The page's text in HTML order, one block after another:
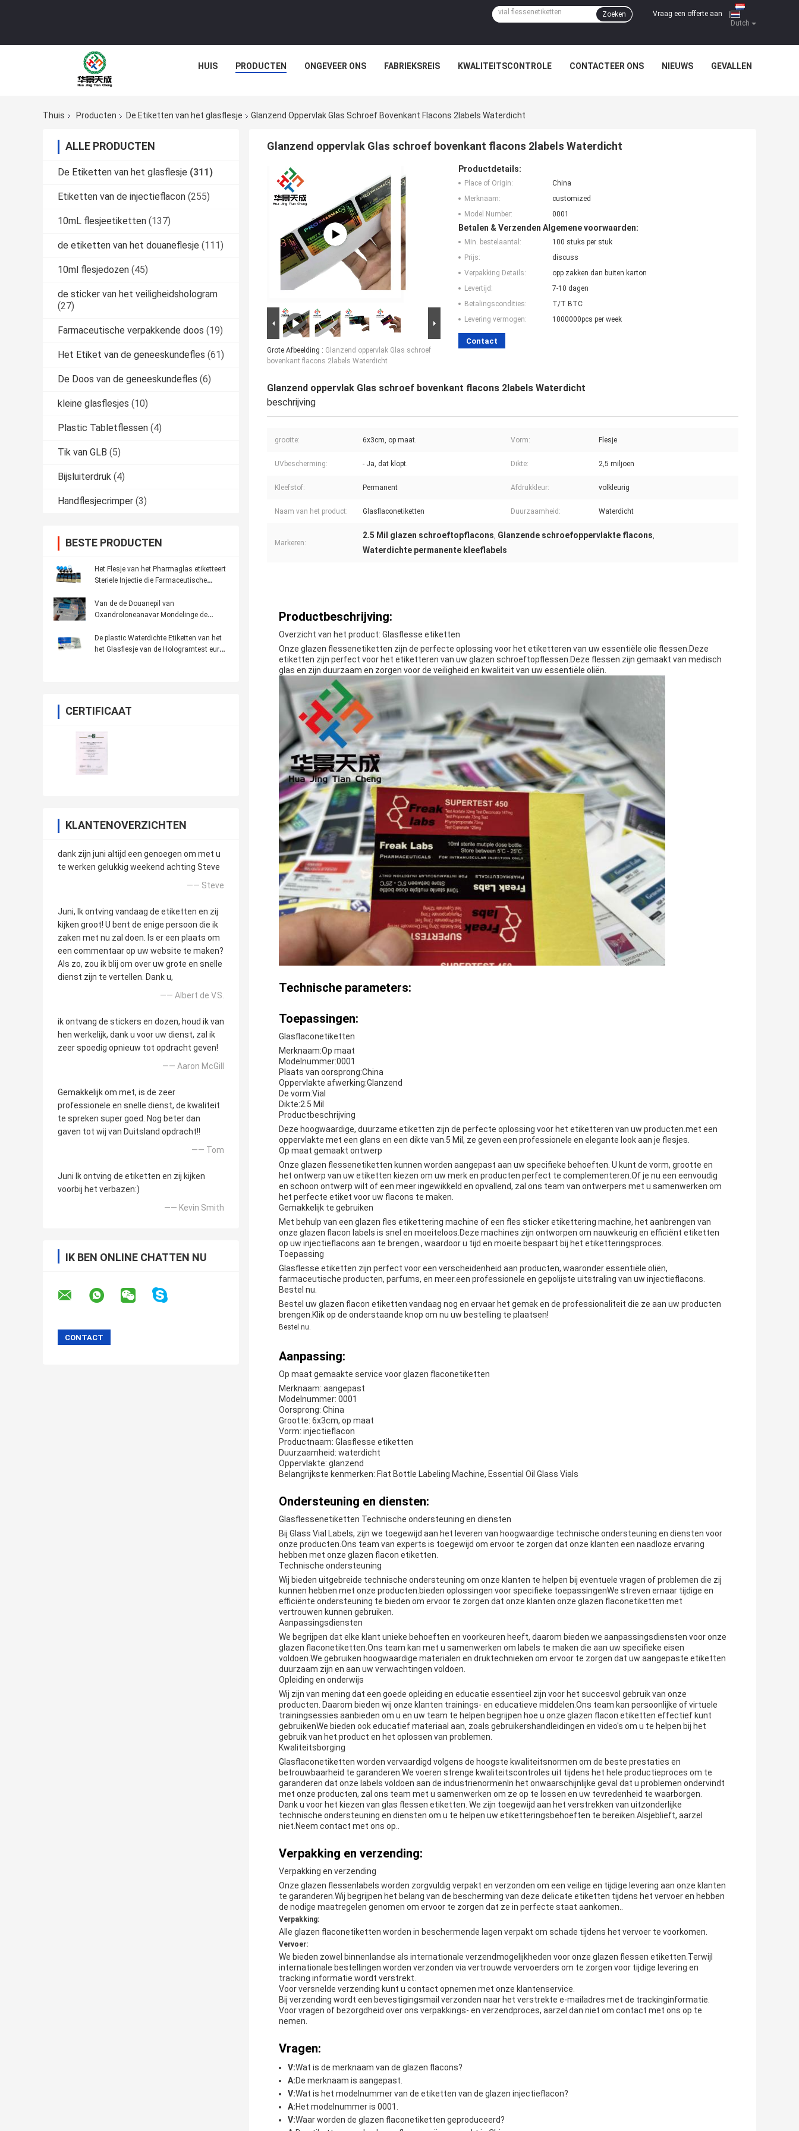
Dutch
Vraag een offerte aan
Zoeken
HUIS PRODUCTEN ONGEVEER ONS FABRIEKSREIS KWALITEITSCONTROLE CONTACTEER ONS NIEUWS GEVALLEN
Thuis Producten De Etiketten van het glasflesje Glanzend Oppervlak Glas Schroef Bovenkant Flacons 2labels Waterdicht
ALLE PRODUCTEN
De Etiketten van het glasflesje (311)
Etiketten van de injectieflacon (255)
10mL flesjeetiketten (137)
de etiketten van het douaneflesje (111)
10ml flesjedozen (45)
de sticker van het veiligheidshologram
(27)
Farmaceutische verpakkende doos (19)
Het Etiket van de geneeskundefles (61)
De Doos van de geneeskundefles (6)
kleine glasflesjes (10)
Plastic Tabletflessen (4)
Tik van GLB (5)
Bijsluiterdruk (4)
Handflesjecrimper (3)
BESTE PRODUCTEN
Het Flesje van het Pharmaglas etiketteert
Steriele Injectie die Farmaceutische
Van de de Douanepil van
Oxandroloneanavar Mondelinge de
Druk
De plastic Waterdichte Etiketten van het
het Glasflesje van de Hologramtest euro
CERTIFICAAT
KLANTENOVERZICHTEN
dank zijn juni altijd een genoegen om met u
te werken gelukkig weekend achting Steve
—— Steve
Juni, Ik ontving vandaag de etiketten en zij
kijken groot! U bent de enige persoon die ik
zaken met nu zal doen. Is er een plaats om
een commentaar op uw website te maken?
Als zo, zou ik blij om over uw grote en snelle
dienst zijn te vertellen. Dank u,
—— Albert de V.S.
ik ontvang de stickers en dozen, houd ik van
hen werkelijk, dank u voor uw dienst, zal ik
zeer spoedig opnieuw tot opdracht geven!
—— Aaron McGill
Gemakkelijk om met, is de zeer
professionele en snelle dienst, de kwaliteit
te spreken super goed. Nog beter dan
gaven tot wij van Duitsland opdracht!!
—— Tom
Juni Ik ontving de etiketten en zij kijken
voorbij het verbazen:)
—— Kevin Smith
IK BEN ONLINE CHATTEN NU
Glanzend oppervlak Glas schroef bovenkant flacons 2labels Waterdicht
Grote Afbeelding : Glanzend oppervlak Glas schroef
bovenkant flacons 2labels Waterdicht
Productdetails:
Place of Origin:
China
Merknaam:
customized
Model Number:
0001
Betalen & Verzenden Algemene voorwaarden:
Min. bestelaantal:
100 stuks per stuk
Prijs:
discuss
Verpakking Details:
opp zakken dan buiten karton
Levertijd:
7-10 dagen
Betalingscondities:
T/T BTC
Levering vermogen:
1000000pcs per week
Contact
Glanzend oppervlak Glas schroef bovenkant flacons 2labels Waterdicht
beschrijving
grootte: 6x3cm, op maat. Vorm: Flesje
UVbescherming: - Ja, dat klopt. Dikte: 2,5 miljoen
Kleefstof: Permanent Afdrukkleur: volkleurig
Naam van het product: Glasflaconetiketten Duurzaamheid: Waterdicht
Markeren:
2.5 Mil glazen schroeftopflacons, Glanzende schroefoppervlakte flacons,
Waterdichte permanente kleeflabels
Productbeschrijving:
Overzicht van het product: Glasflesse etiketten
Onze glazen flessenetiketten zijn de perfecte oplossing voor het etiketteren van uw essentiële olie flessen.Deze
etiketten zijn perfect voor het etiketteren van uw glazen schroeftopflessen.Deze flessen zijn gemaakt van medisch
glas en zijn duurzaam en zorgen voor de veiligheid en kwaliteit van uw essentiële oliën.
Technische parameters:
Toepassingen:
Glasflaconetiketten
Merknaam:Op maat
Modelnummer:0001
Plaats van oorsprong:China
Oppervlakte afwerking:Glanzend
De vorm:Vial
Dikte:2.5 Mil
Productbeschrijving
Deze hoogwaardige, duurzame etiketten zijn de perfecte oplossing voor het etiketteren van uw producten.met een
oppervlakte met een glans en een dikte van.5 Mil, ze geven een professionele en elegante look aan je flesjes.
Op maat gemaakt ontwerp
Onze glazen flessenetiketten kunnen worden aangepast aan uw specifieke behoeften. U kunt de vorm, grootte en
het ontwerp van uw etiketten kiezen om uw merk en producten perfect te complementeren.Of je nu een eenvoudig
en schoon ontwerp wilt of een meer ingewikkeld en opvallend, zal ons team van ontwerpers met u samenwerken om
het perfecte etiket voor uw flacons te maken.
Gemakkelijk te gebruiken
Met behulp van een glazen fles etikettering machine of een fles sticker etikettering machine, het aanbrengen van
onze glazen flacon labels is snel en moeiteloos.Deze machines zijn ontworpen om nauwkeurig en efficiënt etiketten
op uw injectieflacons aan te brengen., waardoor u tijd en moeite bespaart bij het etiketteringsproces.
Toepassing
Glasflesse etiketten zijn perfect voor een verscheidenheid aan producten, waaronder essentiële oliën,
farmaceutische producten, parfums, en meer.een professionele en gepolijste uitstraling van uw injectieflacons.
Bestel nu.
Bestel uw glazen flacon etiketten vandaag nog en ervaar het gemak en de professionaliteit die ze aan uw producten
brengen.Klik op de onderstaande knop om nu uw bestelling te plaatsen!
Bestel nu.
Aanpassing:
Op maat gemaakte service voor glazen flaconetiketten
Merknaam: aangepast
Modelnummer: 0001
Oorsprong: China
Grootte: 6x3cm, op maat
Vorm: injectieflacon
Productnaam: Glasflesse etiketten
Duurzaamheid: waterdicht
Oppervlakte: glanzend
Belangrijkste kenmerken: Flat Bottle Labeling Machine, Essential Oil Glass Vials
Ondersteuning en diensten:
Glasflessenetiketten Technische ondersteuning en diensten
Bij Glass Vial Labels, zijn we toegewijd aan het leveren van hoogwaardige technische ondersteuning en diensten voor
onze producten.Ons team van experts is toegewijd om ervoor te zorgen dat onze klanten een naadloze ervaring
hebben met onze glazen flacon etiketten.
Technische ondersteuning
Wij bieden uitgebreide technische ondersteuning om onze klanten te helpen bij eventuele vragen of problemen die zij
kunnen hebben met onze producten.bieden oplossingen voor specifieke toepassingenWe streven ernaar tijdige en
efficiënte ondersteuning te bieden om ervoor te zorgen dat onze klanten onze glazen flaconetiketten met
vertrouwen kunnen gebruiken.
Aanpassingsdiensten
We begrijpen dat elke klant unieke behoeften en voorkeuren heeft, daarom bieden we aanpassingsdiensten voor onze
glazen flaconetiketten.Ons team kan met u samenwerken om labels te maken die aan uw specifieke eisen
voldoen.We gebruiken hoogwaardige materialen en druktechnieken om ervoor te zorgen dat uw aangepaste etiketten
duurzaam zijn en aan uw verwachtingen voldoen.
Opleiding en onderwijs
Wij zijn van mening dat een goede opleiding en educatie essentieel zijn voor het succesvol gebruik van onze
producten. Daarom bieden wij onze klanten trainings- en educatieve middelen.Ons team kan persoonlijke of virtuele
trainingsessies aanbieden om u en uw team te helpen begrijpen hoe u onze glazen flacon etiketten effectief kunt
gebruikenWe bieden ook educatief materiaal aan, zoals gebruikershandleidingen en video's om u te helpen bij het
gebruik van het product en het oplossen van problemen.
Kwaliteitsborging
Glasflaconetiketten worden vervaardigd volgens de hoogste kwaliteitsnormen om de beste prestaties en
betrouwbaarheid te garanderen.We voeren strenge kwaliteitscontroles uit tijdens het hele productieproces om te
garanderen dat onze labels voldoen aan de industrienormenIn het onwaarschijnlijke geval dat u problemen ondervindt
met onze producten, zal ons team met u samenwerken om ze op te lossen en uw tevredenheid te waarborgen.
Dank u voor het kiezen van glas flessen etiketten. We zijn toegewijd aan het verstrekken van uitzonderlijke
technische ondersteuning en diensten om u te helpen uw etiketteringsbehoeften te bereiken.Alsjeblieft, aarzel
niet. Neem contact met ons op.
Verpakking en verzending:
Verpakking en verzending
Onze glazen flessenlabels worden zorgvuldig verpakt en verzonden om een veilige en tijdige levering aan onze klanten
te garanderen.Wij begrijpen het belang van de bescherming van deze delicate etiketten tijdens het vervoer en hebben
de nodige maatregelen genomen om ervoor te zorgen dat ze in perfecte staat aankomen..
Verpakking:
Alle glazen flaconetiketten worden in beschermende lagen verpakt om schade tijdens het vervoer te voorkomen.
Vervoer:
We bieden zowel binnenlandse als internationale verzendmogelijkheden voor onze glazen flessen etiketten.Terwijl
internationale bestellingen worden verzonden via vertrouwde vervoerders om te zorgen voor tijdige levering en
tracking informatie wordt verstrekt.
Voor versnelde verzending kunt u contact opnemen met onze klantenservice.
Bij verzending wordt een bevestigingsmail verzonden naar het verstrekte e-mailadres met de trackinginformatie.
Voor vragen of bezorgdheid over ons verpakkings- en verzendproces, aarzel dan niet om contact met ons op te
nemen.
Vragen:
V:Wat is de merknaam van de glazen flacons?
A:De merknaam is aangepast.
V:Wat is het modelnummer van de etiketten van de glazen injectieflacon?
A:Het modelnummer is 0001.
V:Waar worden de glazen flaconetiketten geproduceerd?